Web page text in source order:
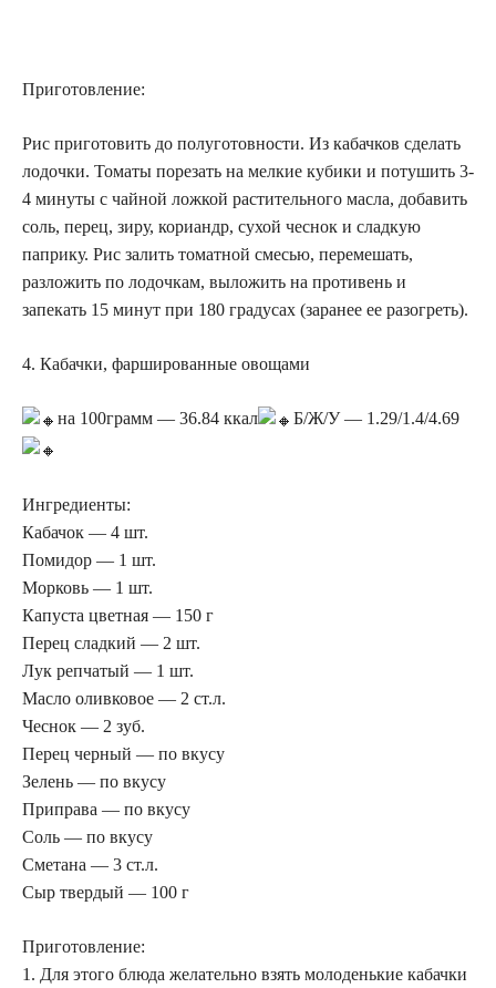
Приготовление:
Рис приготовить до полуготовности. Из кабачков сделать
лодочки. Томаты порезать на мелкие кубики и потушить 3-
4 минуты с чайной ложкой растительного масла, добавить
соль, перец, зиру, кориандр, сухой чеснок и сладкую
паприку. Рис залить томатной смесью, перемешать,
разложить по лодочкам, выложить на противень и
запекать 15 минут при 180 градусах (заранее ее разогреть).
4. Кабачки, фаршированные овощами
на 100грамм — 36.84 ккал Б/Ж/У — 1.29/1.4/4.69
Ингредиенты:
Кабачок — 4 шт.
Помидор — 1 шт.
Морковь — 1 шт.
Капуста цветная — 150 г
Перец сладкий — 2 шт.
Лук репчатый — 1 шт.
Масло оливковое — 2 ст.л.
Чеснок — 2 зуб.
Перец черный — по вкусу
Зелень — по вкусу
Приправа — по вкусу
Соль — по вкусу
Сметана — 3 ст.л.
Сыр твердый — 100 г
Приготовление:
1. Для этого блюда желательно взять молоденькие кабачки